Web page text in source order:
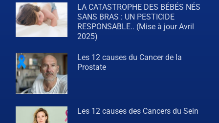
LA CATASTROPHE DES BÉBÉS NÉS
SANS BRAS : UN PESTICIDE
RESPONSABLE.. (Mise à jour Avril
2025)
Les 12 causes du Cancer de la
Prostate
Les 12 causes des Cancers du Sein